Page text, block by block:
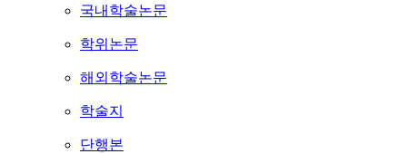
국내학술논문
학위논문
해외학술논문
학술지
단행본